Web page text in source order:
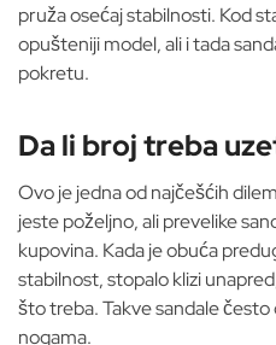
pruža osećaj stabilnosti. Kod
opušteniji model, ali i tada
pokretu.
Da li broj treba
Ovo je jedna od najčešćih
jeste poželjno, ali prevelike
kupovina. Kada je obuća
stabilnost, stopalo klizi
što treba. Takve sandale
nogama.